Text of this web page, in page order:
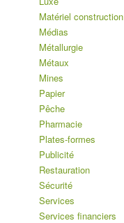
Matériel construction
Médias
Métallurgie
Métaux
Mines
Papier
Pêche
Pharmacie
Plates-formes
Publicité
Restauration
Sécurité
Services
Services financiers